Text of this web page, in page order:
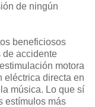
de ningún
beneficiosos
de accidente
motora
eléctrica directa en
música. Lo que sí
estímulos más